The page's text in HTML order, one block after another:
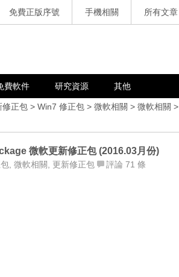
免費正版序號 手機相關 所有文章
費軟件 研究資源 其他
修正包 > Win7 修正包 > 微軟相關 > 微軟相關 >
微軟更新修正包 (2016.03月份)
微軟相關 更新修正包 評論 71 條